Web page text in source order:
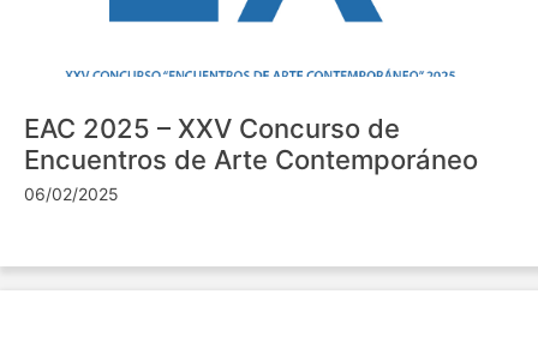
EAC 2025 – XXV Concurso de
Encuentros de Arte Contemporáneo
06/02/2025